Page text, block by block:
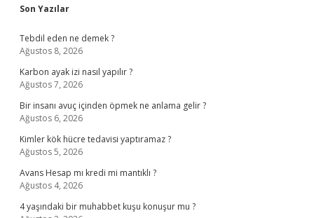
Sidebar
Son Yazılar
Tebdil eden ne demek ?
Ağustos 8, 2026
Karbon ayak izi nasıl yapılır ?
Ağustos 7, 2026
Bir insanı avuç içinden öpmek ne anlama gelir ?
Ağustos 6, 2026
Kimler kök hücre tedavisi yaptıramaz ?
Ağustos 5, 2026
Avans Hesap mı kredi mi mantıklı ?
Ağustos 4, 2026
4 yaşındaki bir muhabbet kuşu konuşur mu ?